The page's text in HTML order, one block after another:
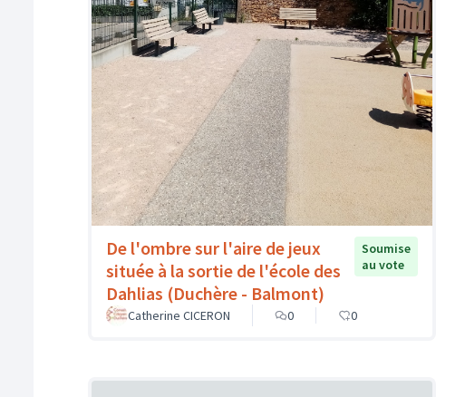
De l'ombre sur l'aire de jeux
située à la sortie de l'école des
Dahlias (Duchère - Balmont)
Soumise
au vote
Catherine CICERON 0 0